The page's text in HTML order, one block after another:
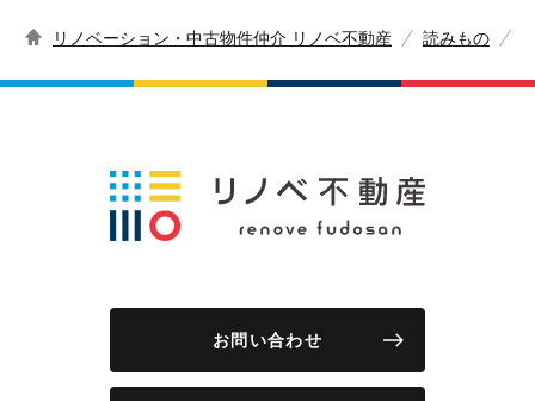
リノベーション・中古物件仲介 リノベ不動産 読みもの
お問い合わせ